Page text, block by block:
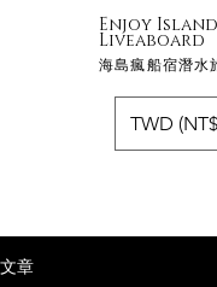
Enjoy
Liveaboard
海島瘋船宿潛水
TWD
文章